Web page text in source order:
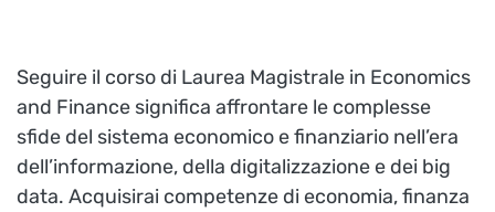
Seguire il corso di Laurea Magistrale in Economics
and Finance significa affrontare le complesse
sfide del sistema economico e finanziario nell’era
dell’informazione, della digitalizzazione e dei big
data. Acquisirai competenze di economia, finanza